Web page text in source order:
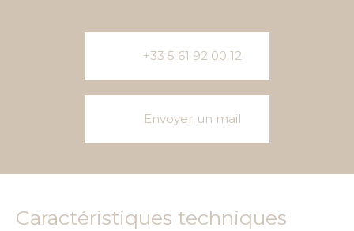
+33 5 61 92 00 12
Envoyer un mail
Caractéristiques techniques